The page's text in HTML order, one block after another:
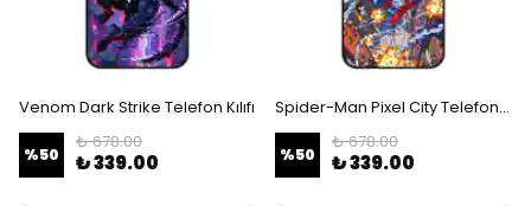
Venom Dark Strike Telefon Kılıfı
%50
₺ 678.00
₺ 339.00
Spider-Man Pixel City Telefon Kılıfı
%50
₺ 678.00
₺ 339.00